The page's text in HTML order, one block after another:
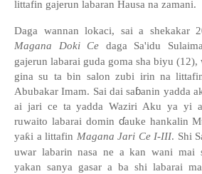
littafin gajerun labaran Hausa na zamani.
Daga wannan lokaci, sai a shekakar
Magana Doki Ce daga Sa'idu
gajerun labarai guda goma sha biyu (12),
gina su ta bin salon zubi irin na
Abubakar Imam. Sai dai saɓanin yadda
ai jari ce ta yadda Waziri Aku ya yi
ruwaito labarai domin ɗauke hankalin
yaƙi a littafin Magana Jari Ce I-III. Shi
uwar labarin nasa ne a kan wani mai
yakan sanya gasar a ba shi labarai